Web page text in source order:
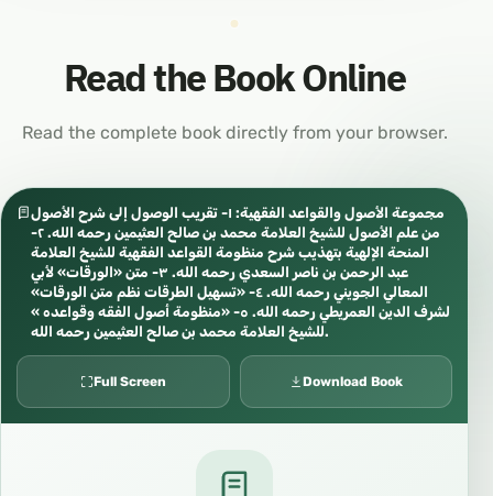
Read the Book Online
Read the complete book directly from your browser.
مجموعة الأصول والقواعد الفقهية: ١- تقريب الوصول إلى شرح الأصول
من علم الأصول للشيخ العلامة محمد بن صالح العثيمين رحمه الله. ٢-
المنحة الإلهية بتهذيب شرح منظومة القواعد الفقهية للشيخ العلامة
عبد الرحمن بن ناصر السعدي رحمه الله. ٣- متن «الورقات» لأبي
المعالي الجويني رحمه الله. ٤- «تسهيل الطرقات نظم متن الورقات»
لشرف الدين العمريطي رحمه الله. ٥- «منظومة أصول الفقه وقواعده »
للشيخ العلامة محمد بن صالح العثيمين رحمه الله.
Full Screen Download Book